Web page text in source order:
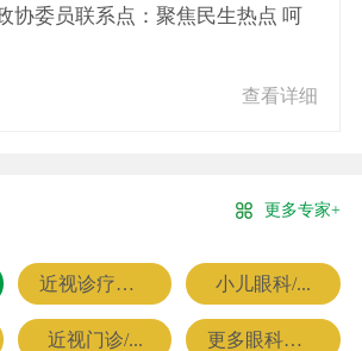
协委员联系点：聚焦民生热点 呵
查看详细
更多专家+
近视诊疗专科 小儿眼科/...
近视门诊/... 更多眼科专家